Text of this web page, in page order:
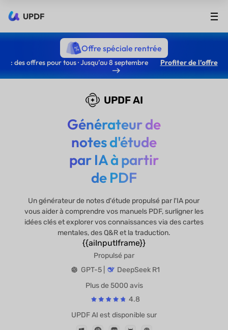
UPDF
Offre spéciale rentrée
: des offres pour tous · Jusqu’au 8 septembre Profiter de l’offre
UPDF AI
Générateur de
notes d'étude
par IA à partir
de PDF
Un générateur de notes d'étude propulsé par l'IA pour
vous aider à comprendre vos manuels PDF, surligner les
idées clés et explorer vos connaissances via des cartes
mentales, des Q&R et la traduction.
{{aiInputIframe}}
Propulsé par
Plus de 5000 avis